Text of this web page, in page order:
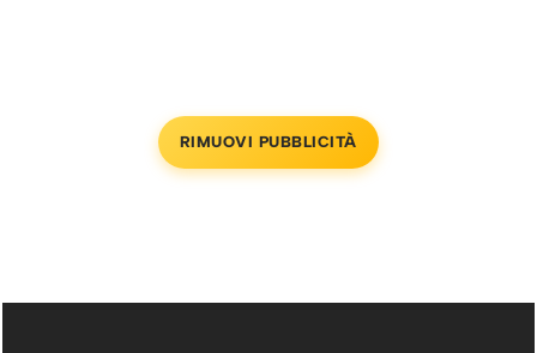
RIMUOVI PUBBLICITÀ